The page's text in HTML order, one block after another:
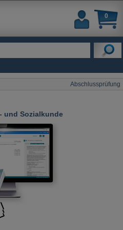
0
Abschlussprüfung
und Sozialkunde